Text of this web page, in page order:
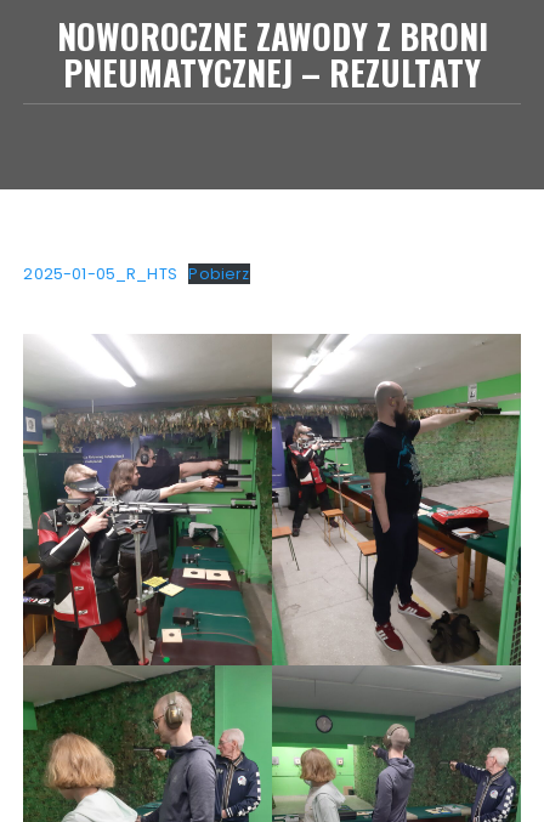
NOWOROCZNE ZAWODY Z BRONI
PNEUMATYCZNEJ – REZULTATY
2025-01-05_R_HTS Pobierz